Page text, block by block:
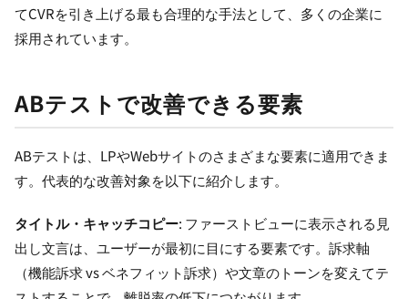
てCVRを引き上げる最も合理的な手法として、多くの企業に
採用されています。
ABテストで改善できる要素
ABテストは、LPやWebサイトのさまざまな要素に適用できま
す。代表的な改善対象を以下に紹介します。
タイトル・キャッチコピー: ファーストビューに表示される見
出し文言は、ユーザーが最初に目にする要素です。訴求軸
（機能訴求 vs ベネフィット訴求）や文章のトーンを変えてテ